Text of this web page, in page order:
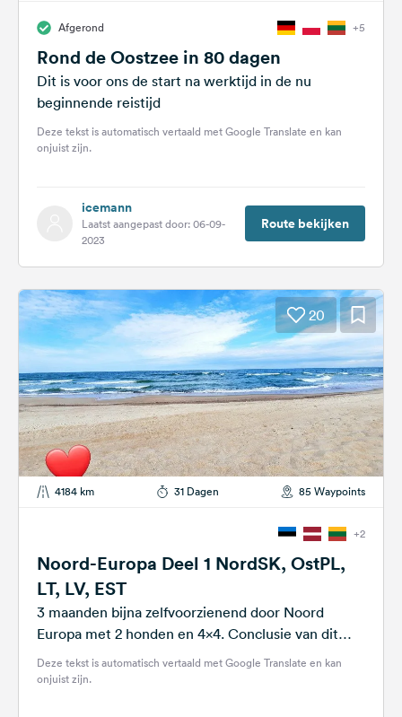
Afgerond +5
Rond de Oostzee in 80 dagen
Dit is voor ons de start na werktijd in de nu
beginnende reistijd
Deze tekst is automatisch vertaald met Google Translate en kan
onjuist zijn.
icemann
Laatst aangepast door: 06-09-
2023
Route bekijken
20
4184 km 31 Dagen 85 Waypoints
+2
Noord-Europa Deel 1 NordSK, OstPL,
LT, LV, EST
3 maanden bijna zelfvoorzienend door Noord
Europa met 2 honden en 4x4. Conclusie van dit
deel: In die tijd waren we...
Deze tekst is automatisch vertaald met Google Translate en kan
onjuist zijn.